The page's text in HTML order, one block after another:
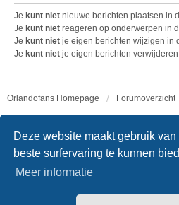
Deze website maakt gebruik
beste surfervaring te kunnen
Meer informatie
Je kunt niet nieuwe berichten plaatsen in
Je kunt niet reageren op onderwerpen in
Je kunt niet je eigen berichten wijzigen in
Je kunt niet je eigen berichten
Orlandofans Homepage Forumoverzicht
® Forum Software © phpBB